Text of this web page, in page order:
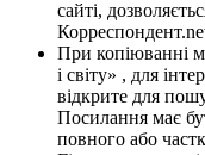
сайті,
При копіюванні
і світу» , для
відкрите для
Посилання має
повного або